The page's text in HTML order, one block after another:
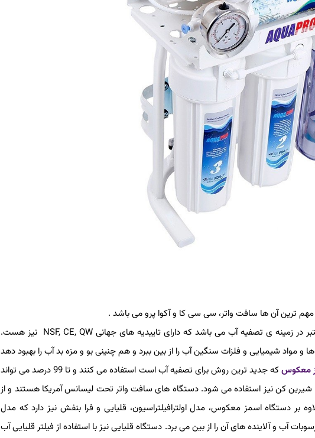
مهم ترین آن ها سافت واتر، سی سی کا و آکوا پرو می باشد .
سافت واتر از قدیمی ترین و شناخته شده ترین برند های معتبر در زمینه ی تصفیه آب می باشد که دارای تاییدیه های جهانی NSF, CE, QW نیز هست.
مواد شیمیایی و فلزات سنگین آب را از بین ببرد و هم چنینی بو و مزه بد آب را بهبود دهد
معکوس
که جدید ترین روش برای تصفیه آب است استفاده می کنند و تا 99 درصد می تواند
آب شیرین کن نیز استفاده می شود. دستگاه های سافت واتر تحت لیسانس آمریکا هستند و از
بر دستگاه اسمز معکوس، مدل اولترافیلتراسیون، قلیایی و فرا بنفش نیز دارد که مدل
آب و آلاینده های آن را از بین می برد. دستگاه قلیایی نیز با استفاده از فیلتر قلیایی آب